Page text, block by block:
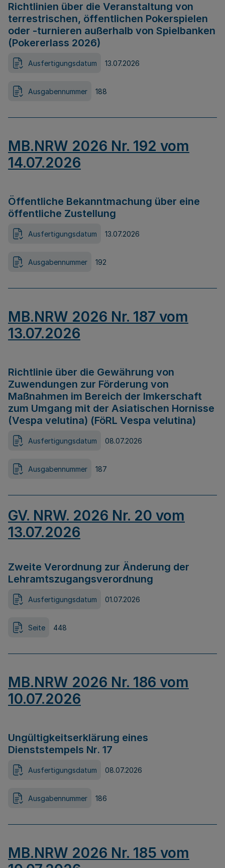
Richtlinien über die Veranstaltung von
terrestrischen, öffentlichen Pokerspielen
oder -turnieren außerhalb von Spielbanken
(Pokererlass 2026)
Ausfertigungsdatum 13.07.2026
Ausgabennummer 188
MB.NRW 2026 Nr. 192 vom
14.07.2026
Öffentliche Bekanntmachung über eine
öffentliche Zustellung
Ausfertigungsdatum 13.07.2026
Ausgabennummer 192
MB.NRW 2026 Nr. 187 vom
13.07.2026
Richtlinie über die Gewährung von
Zuwendungen zur Förderung von
Maßnahmen im Bereich der Imkerschaft
zum Umgang mit der Asiatischen Hornisse
(Vespa velutina) (FöRL Vespa velutina)
Ausfertigungsdatum 08.07.2026
Ausgabennummer 187
GV. NRW. 2026 Nr. 20 vom
13.07.2026
Zweite Verordnung zur Änderung der
Lehramtszugangsverordnung
Ausfertigungsdatum 01.07.2026
Seite 448
MB.NRW 2026 Nr. 186 vom
10.07.2026
Ungültigkeitserklärung eines
Dienststempels Nr. 17
Ausfertigungsdatum 08.07.2026
Ausgabennummer 186
MB.NRW 2026 Nr. 185 vom